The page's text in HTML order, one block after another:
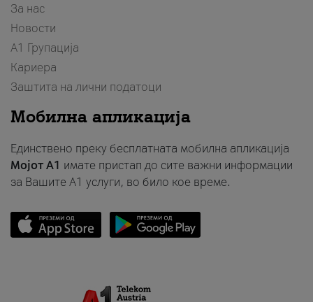
За нас
Новости
А1 Групација
Кариера
Заштита на лични податоци
Мобилна апликација
Единствено преку бесплатната мобилна апликација
Мојот A1 имате пристап до сите важни информации
за Вашите A1 услуги, во било кое време.